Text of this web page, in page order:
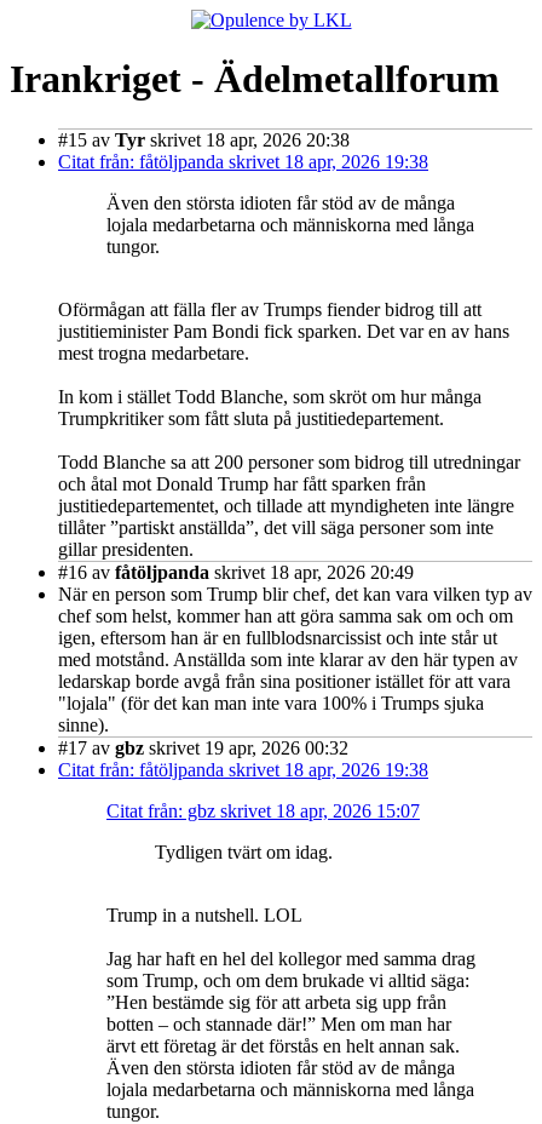
Irankriget - Ädelmetallforum
#15 av Tyr skrivet 18 apr, 2026 20:38
Citat från: fåtöljpanda skrivet 18 apr, 2026 19:38
Även den största idioten får stöd av de många
lojala medarbetarna och människorna med långa
tungor.
Oförmågan att fälla fler av Trumps fiender bidrog till att
justitieminister Pam Bondi fick sparken. Det var en av hans
mest trogna medarbetare.
In kom i stället Todd Blanche, som skröt om hur många
Trumpkritiker som fått sluta på justitiedepartement.
Todd Blanche sa att 200 personer som bidrog till utredningar
och åtal mot Donald Trump har fått sparken från
justitiedepartementet, och tillade att myndigheten inte längre
tillåter ”partiskt anställda”, det vill säga personer som inte
gillar presidenten.
#16 av fåtöljpanda skrivet 18 apr, 2026 20:49
När en person som Trump blir chef, det kan vara vilken typ av
chef som helst, kommer han att göra samma sak om och om
igen, eftersom han är en fullblodsnarcissist och inte står ut
med motstånd. Anställda som inte klarar av den här typen av
ledarskap borde avgå från sina positioner istället för att vara
"lojala" (för det kan man inte vara 100% i Trumps sjuka
sinne).
#17 av gbz skrivet 19 apr, 2026 00:32
Citat från: fåtöljpanda skrivet 18 apr, 2026 19:38
Citat från: gbz skrivet 18 apr, 2026 15:07
Tydligen tvärt om idag.
Trump in a nutshell. LOL
Jag har haft en hel del kollegor med samma drag
som Trump, och om dem brukade vi alltid säga:
”Hen bestämde sig för att arbeta sig upp från
botten – och stannade där!” Men om man har
ärvt ett företag är det förstås en helt annan sak.
Även den största idioten får stöd av de många
lojala medarbetarna och människorna med långa
tungor.